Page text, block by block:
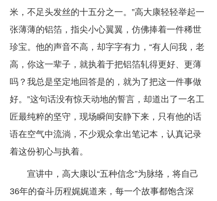
米，不足头发丝的十五分之一。”高大康轻轻举起一
张薄薄的铝箔，指尖小心翼翼，仿佛捧着一件稀世
珍宝。他的声音不高，却字字有力，“有人问我，老
高，你这一辈子，就执着于把铝箔轧得更好、更薄
吗？我总是坚定地回答是的，就为了把这一件事做
好。”这句话没有惊天动地的誓言，却道出了一名工
匠最纯粹的坚守，现场瞬间安静下来，只有他的话
语在空气中流淌，不少观众拿出笔记本，认真记录
着这份初心与执着。
宣讲中，高大康以“五种信念”为脉络，将自己
36年的奋斗历程娓娓道来，每一个故事都饱含深